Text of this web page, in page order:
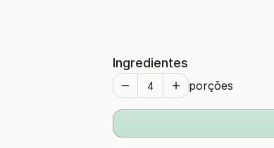
Ingredientes
porções